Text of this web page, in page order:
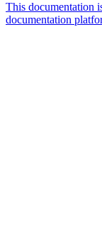
This documentation
documentation